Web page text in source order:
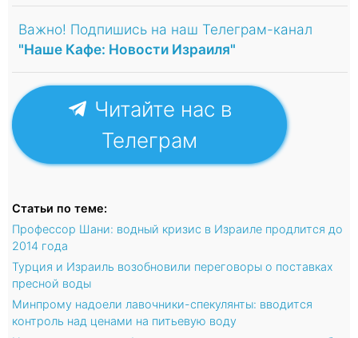
Важно! Подпишись на наш Телеграм-канал
"Наше Кафе: Новости Израиля"
Читайте нас в
Телеграм
Статьи по теме:
Профессор Шани: водный кризис в Израиле продлится до
2014 года
Турция и Израиль возобновили переговоры о поставках
пресной воды
Минпрому надоели лавочники-спекулянты: вводится
контроль над ценами на питьевую воду